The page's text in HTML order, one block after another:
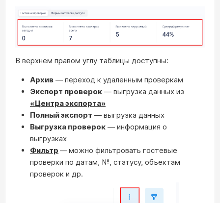
В верхнем правом углу таблицы доступны:
Архив — переход к удаленным проверкам
Экспорт проверок — выгрузка данных из
«Центра экспорта»
Полный экспорт — выгрузка данных
Выгрузка проверок — информация о
выгрузках
Фильтр —можно фильтровать гостевые
проверки по датам, №, статусу, объектам
проверок и др.